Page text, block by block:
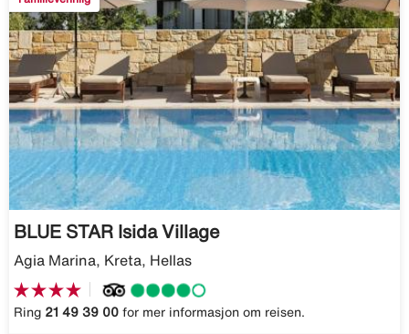
BLUE STAR Isida Village
Agia Marina, Kreta, Hellas
Ring 21 49 39 00 for mer informasjon om reisen.